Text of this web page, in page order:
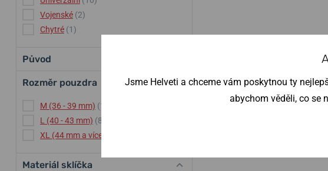
Vojenské (2)
Chytré (1)
Původ
Rozměr pouzdra
M (36 - 39 mm) (13)
L (40 - 43 mm) (8)
XL (44 mm a více)
Materiál sklíčka
Jsme Helveti a chceme vám poskytnou ty
abychom věděli, co se